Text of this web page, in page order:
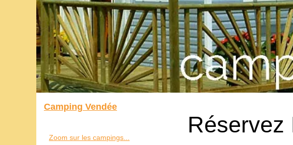
Réservez
Camping Vendée
Zoom sur les campings...